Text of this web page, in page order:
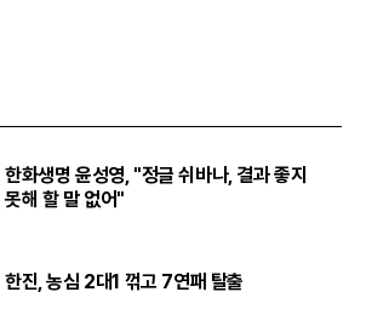
한화생명 윤성영, "정글 쉬바나, 결과 좋지
못해 할 말 없어"
한진, 농심 2대1 꺾고 7연패 탈출